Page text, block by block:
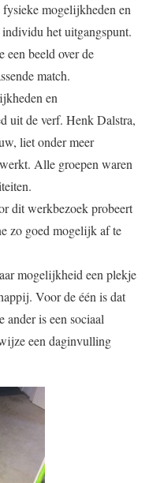
mogelijkheden en
het uitgangspunt.
een beeld over de
match.
en
uit de verf. Henk Dalstra,
liet onder meer
Alle groepen waren
dit werkbezoek probeert
zo goed mogelijk af te
mogelijkheid een plekje
Voor de één is dat
ander is een sociaal
een daginvulling